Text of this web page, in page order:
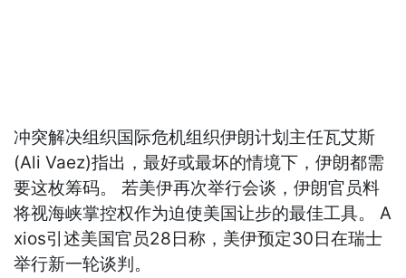
冲突解决组织国际危机组织伊朗计划主任瓦艾斯
(Ali Vaez)指出，最好或最坏的情境下，伊朗都需
要这枚筹码。 若美伊再次举行会谈，伊朗官员料
将视海峡掌控权作为迫使美国让步的最佳工具。 A
xios引述美国官员28日称，美伊预定30日在瑞士
举行新一轮谈判。